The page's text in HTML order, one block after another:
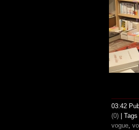
03:42
(0) | Tags
vogue,